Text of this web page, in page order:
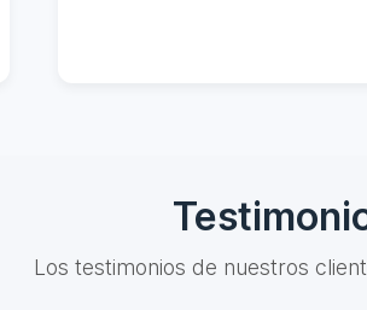
Los testimonios de nuestros